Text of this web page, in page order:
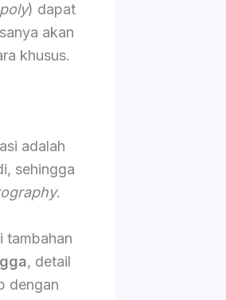
poly) dapat
akan
khusus.
adalah
sehingga
.
tambahan
, detail
dengan